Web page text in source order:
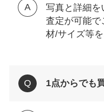
写真と詳細を
査定が可能で
材/サイズ等
1点からでも